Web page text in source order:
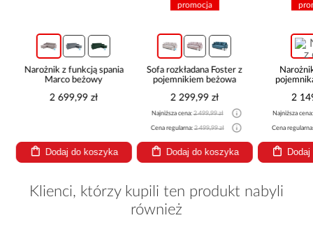
Narożnik z funkcją spania
Marco beżowy
2 699,99 zł
Dodaj do koszyka
promocja
Sofa rozkładana Foster z
pojemnikiem beżowa
2 299,99 zł
Najniższa cena:2 499,99 zł
Cena regularna:2 499,99 zł
Dodaj do koszyka
2
Najniższa
Cena
Klienci, którzy kupili ten produkt nabyli
również